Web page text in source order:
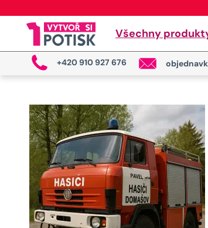
Všechny
+420 910 927 676